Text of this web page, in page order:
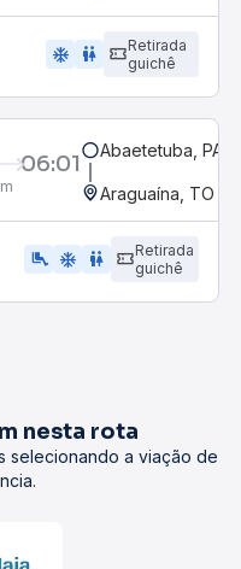
ac_unit wc
Retirada
guichê
06:01 Abaetetuba, PA
Araguaína, TO
airline_seat_legroom_extra ac_unit wc
Retirada
guichê
nesta rota
selecionando a viação de